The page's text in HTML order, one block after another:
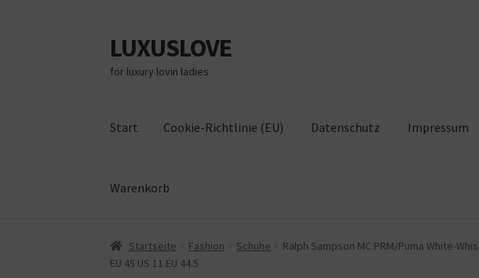
Zur
Navigation
springen
Zum
Inhalt
springen
LUXUSLOVE
for luxury lovin ladies
Start Cookie-Richtlinie (EU) Datenschutz Impressum
Warenkorb
Start Cookie-Richtlinie (EU) Datenschutz Impressum KasseMein
Startseite Fashion Schuhe
Ralph Sampson MC PRM/Puma White-
EU 45 US 11 EU 44.5